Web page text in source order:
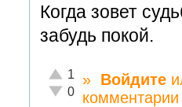
Когда зовет
забудь покой.
Отлично!
1
Неадекватно!
0
» Войдите
комментарии